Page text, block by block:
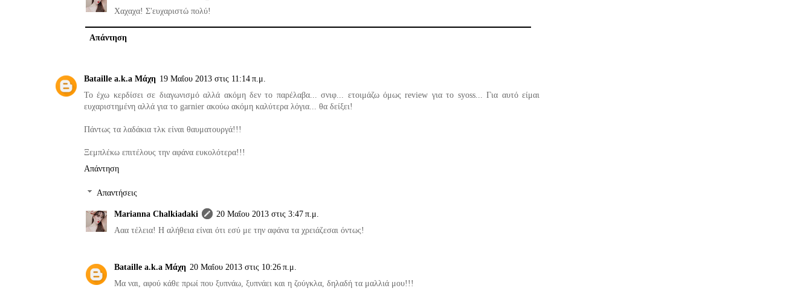
Χαχαχα! Σ'ευχαριστώ πολύ!
Απάντηση
Bataille a.k.a Μάχη 19 Μαΐου 2013 στις 11:14 π.μ.
Το έχω κερδίσει σε διαγωνισμό αλλά ακόμη δεν το παρέλαβα... σνιφ... ετοιμάζω όμως review για το syoss... Για αυτό είμαι
ευχαριστημένη αλλά για το garnier ακούω ακόμη καλύτερα λόγια... θα δείξει!
Πάντως τα λαδάκια τλκ είναι θαυματουργά!!!
Ξεμπλέκω επιτέλους την αφάνα ευκολότερα!!!
Απάντηση
Απαντήσεις
Marianna Chalkiadaki
20 Μαΐου 2013 στις 3:47 π.μ.
Ααα τέλεια! Η αλήθεια είναι ότι εσύ με την αφάνα τα χρειάζεσαι όντως!
Bataille a.k.a Μάχη 20 Μαΐου 2013 στις 10:26 π.μ.
Μα ναι, αφού κάθε πρωί που ξυπνάω, ξυπνάει και η ζούγκλα, δηλαδή τα μαλλιά μου!!!